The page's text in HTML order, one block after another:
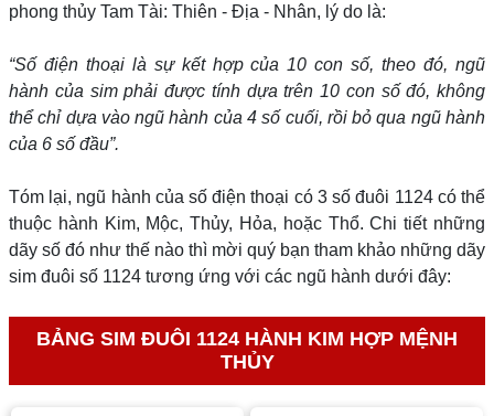
phong thủy Tam Tài: Thiên - Địa - Nhân, lý do là:
“Số điện thoại là sự kết hợp của 10 con số, theo đó, ngũ
hành của sim phải được tính dựa trên 10 con số đó, không
thể chỉ dựa vào ngũ hành của 4 số cuối, rồi bỏ qua ngũ hành
của 6 số đầu”.
Tóm lại, ngũ hành của số điện thoại có 3 số đuôi 1124 có thể
thuộc hành Kim, Mộc, Thủy, Hỏa, hoặc Thổ. Chi tiết những
dãy số đó như thế nào thì mời quý bạn tham khảo những dãy
sim đuôi số 1124 tương ứng với các ngũ hành dưới đây:
BẢNG SIM ĐUÔI 1124 HÀNH KIM HỢP MỆNH
THỦY